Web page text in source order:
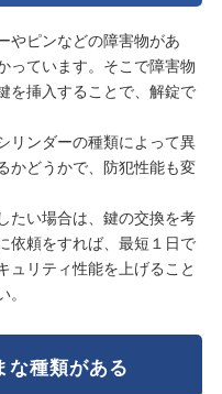
やピンなどの障害物があ
っています。そこで障害物
を挿入することで、解錠で
リンダーの種類によって異
かどうかで、防犯性能も変
たい場合は、鍵の交換を考
依頼をすれば、最短１日で
ュリティ性能を上げること
な種類がある